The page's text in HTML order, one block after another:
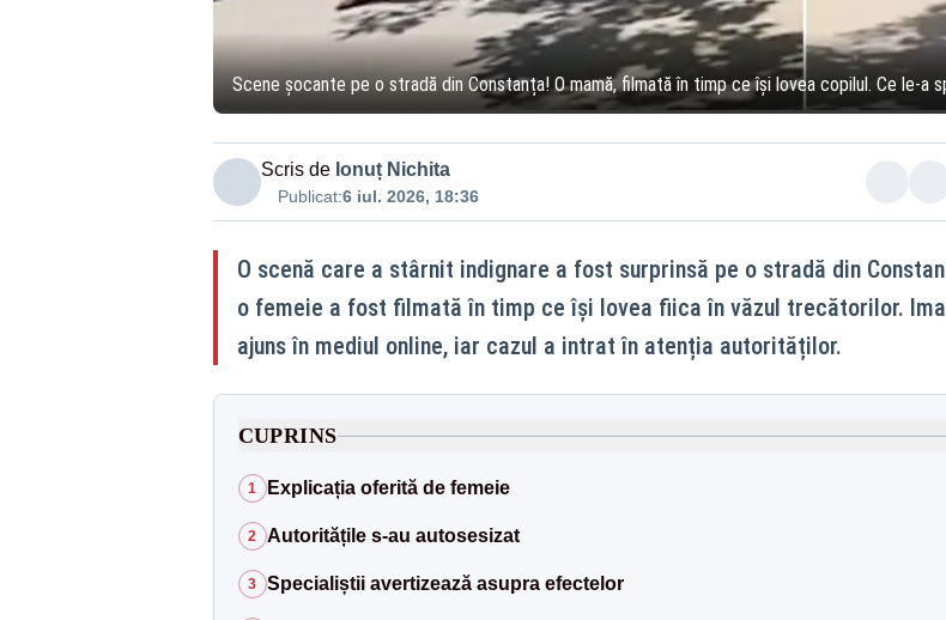
Scene șocante pe o stradă din Constanța! O mamă, filmată în timp ce își lovea copilul. Ce le-a
Scris de Ionuț Nichita
Publicat:6 iul. 2026, 18:36
O scenă care a stârnit indignare a fost surprinsă pe o stradă din
o femeie a fost filmată în timp ce își lovea fiica în văzul trecătorilor.
ajuns în mediul online, iar cazul a intrat în atenția autorităților.
CUPRINS
1 Explicația oferită de femeie
2 Autoritățile s-au autosesizat
3 Specialiștii avertizează asupra efectelor